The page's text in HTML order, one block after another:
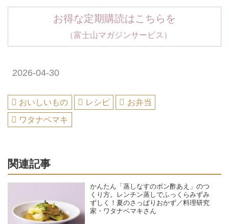
お得な定期購読はこちらを
（富士山マガジンサービス）
2026-04-30
おいしいもの レシピ
お弁当
ワタナベマキ
関連記事
かんたん「蒸しなすのポン酢あえ」のつ
くり方。レンチン蒸しでふっくらみずみ
ずしく！夏のさっぱりおかず／料理研究
家・ワタナベマキさん